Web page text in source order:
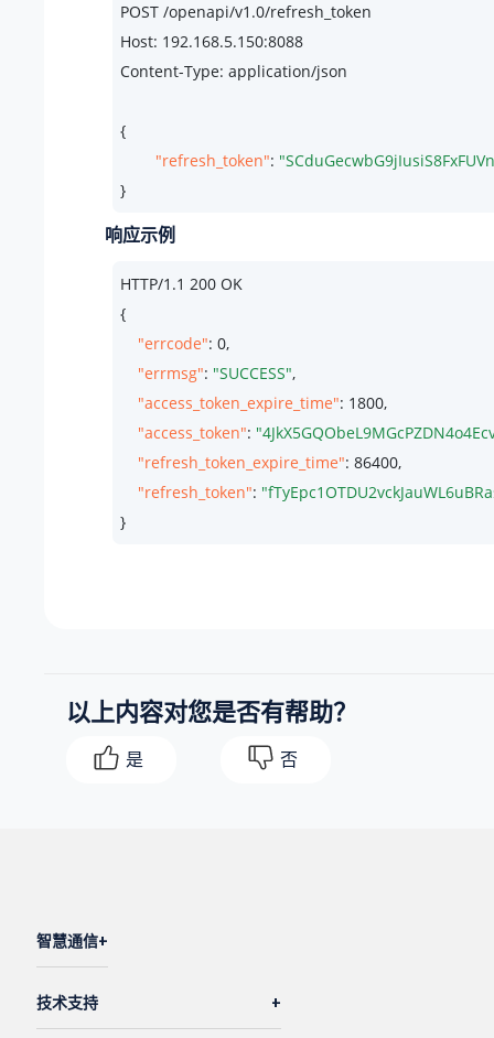
POST /openapi/v1.0
Host: 192.168.5.150:8088
Content-Type: application/json
{
"refresh_token":
}
响应示例
HTTP/1.1 200 OK
{
"errcode": 0,
"errmsg": "SUCCESS",
"access_token_expire_time": 1800,
"access_token":
"refresh_token_expire_time": 86400,
"refresh_token":
}
以上内容对您是否有帮助？
是 否
智慧通信
技术支持